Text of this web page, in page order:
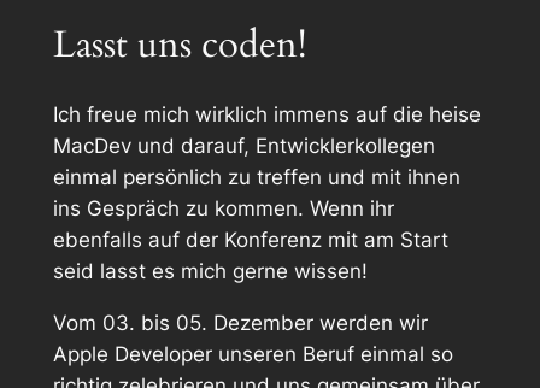
Lasst uns coden!
Ich freue mich wirklich immens auf die heise
MacDev und darauf, Entwicklerkollegen
einmal persönlich zu treffen und mit ihnen
ins Gespräch zu kommen. Wenn ihr
ebenfalls auf der Konferenz mit am Start
seid lasst es mich gerne wissen!
Vom 03. bis 05. Dezember werden wir
Apple Developer unseren Beruf einmal so